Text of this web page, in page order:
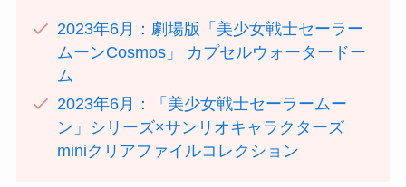
2023年6月：劇場版「美少女戦士セーラー
ムーンCosmos」 カプセルウォータードー
ム
2023年6月：「美少女戦士セーラームー
ン」シリーズ×サンリオキャラクターズ
miniクリアファイルコレクション